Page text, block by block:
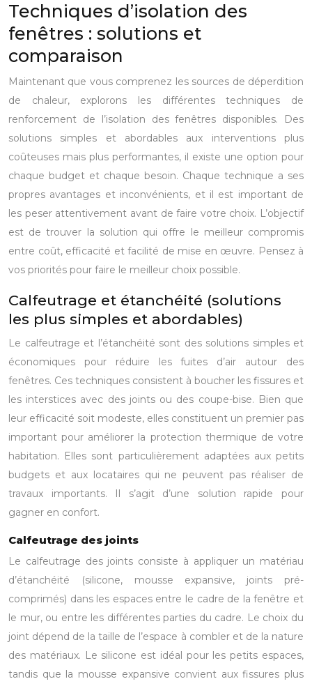
Techniques d’isolation des
fenêtres : solutions et
comparaison
Maintenant que vous comprenez les sources de déperdition
de chaleur, explorons les différentes techniques de
renforcement de l’isolation des fenêtres disponibles. Des
solutions simples et abordables aux interventions plus
coûteuses mais plus performantes, il existe une option pour
chaque budget et chaque besoin. Chaque technique a ses
propres avantages et inconvénients, et il est important de
les peser attentivement avant de faire votre choix. L’objectif
est de trouver la solution qui offre le meilleur compromis
entre coût, efficacité et facilité de mise en œuvre. Pensez à
vos priorités pour faire le meilleur choix possible.
Calfeutrage et étanchéité (solutions
les plus simples et abordables)
Le calfeutrage et l’étanchéité sont des solutions simples et
économiques pour réduire les fuites d’air autour des
fenêtres. Ces techniques consistent à boucher les fissures et
les interstices avec des joints ou des coupe-bise. Bien que
leur efficacité soit modeste, elles constituent un premier pas
important pour améliorer la protection thermique de votre
habitation. Elles sont particulièrement adaptées aux petits
budgets et aux locataires qui ne peuvent pas réaliser de
travaux importants. Il s’agit d’une solution rapide pour
gagner en confort.
Calfeutrage des joints
Le calfeutrage des joints consiste à appliquer un matériau
d’étanchéité (silicone, mousse expansive, joints pré-
comprimés) dans les espaces entre le cadre de la fenêtre et
le mur, ou entre les différentes parties du cadre. Le choix du
joint dépend de la taille de l’espace à combler et de la nature
des matériaux. Le silicone est idéal pour les petits espaces,
tandis que la mousse expansive convient aux fissures plus